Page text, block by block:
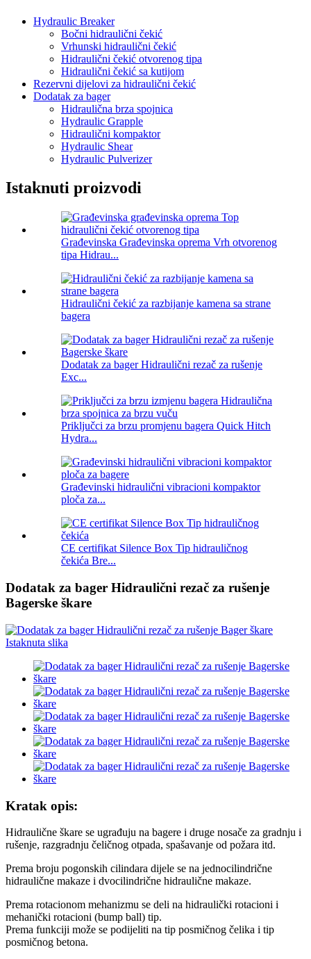
Hydraulic Breaker
Bočni hidraulični čekić
Vrhunski hidraulični čekić
Hidraulični čekić otvorenog tipa
Hidraulični čekić sa kutijom
Rezervni dijelovi za hidraulični čekić
Dodatak za bager
Hidraulična brza spojnica
Hydraulic Grapple
Hidraulični kompaktor
Hydraulic Shear
Hydraulic Pulverizer
Istaknuti proizvodi
Građevinska Građevinska oprema Vrh otvorenog
tipa Hidrau...
Hidraulični čekić za razbijanje kamena sa strane
bagera
Dodatak za bager Hidraulični rezač za rušenje
Exc...
Priključci za brzu promjenu bagera Quick Hitch
Hydra...
Građevinski hidraulični vibracioni kompaktor
ploča za...
CE certifikat Silence Box Tip hidrauličnog
čekića Bre...
Dodatak za bager Hidraulični rezač za rušenje
Bagerske škare
Kratak opis:
Hidraulične škare se ugrađuju na bagere i druge nosače za gradnju i
rušenje, razgradnju čeličnog otpada, spašavanje od požara itd.
Prema broju pogonskih cilindara dijele se na jednocilindrične
hidraulične makaze i dvocilindrične hidraulične makaze.
Prema rotacionom mehanizmu se deli na hidraulički rotacioni i
mehanički rotacioni (bump ball) tip.
Prema funkciji može se podijeliti na tip posmičnog čelika i tip
posmičnog betona.